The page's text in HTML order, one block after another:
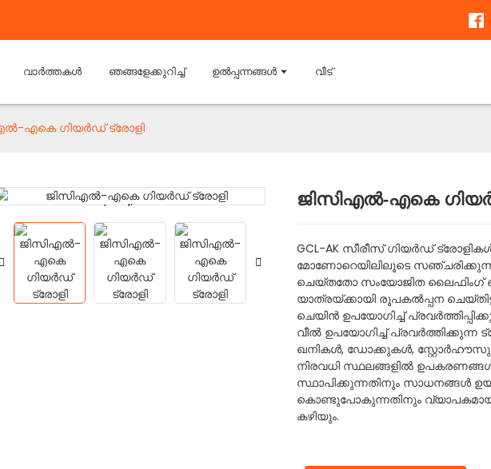
വാർത്തകൾ ഞങ്ങളേക്കുറിച്ച് ഉൽപ്പന്നങ്ങൾ വീട്
എകെ ഗിയർഡ് ട്രോളി
Loading...
Loading... Loading...
Loading...
ജിസിഎൽ-എകെ
GCL-AK സീരീസ് ഗിയർഡ്
മോണോറെയിലിലൂടെ
ചെയ്തതോ സംയോജിത ലൈഫിംഗ്
യാത്രയ്ക്കായി രൂപകൽപ്പന
ചെയിൻ ഉപയോഗിച്ച്
വീൽ ഉപയോഗിച്ച് പ്രവർത്തിക്കുന്ന
ഖനികൾ, ഡോക്കുകൾ,
നിരവധി സ്ഥലങ്ങളിൽ
സ്ഥാപിക്കുന്നതിനും സാധനങ്ങൾ
കൊണ്ടുപോകുന്നതിനും
കഴിയും.